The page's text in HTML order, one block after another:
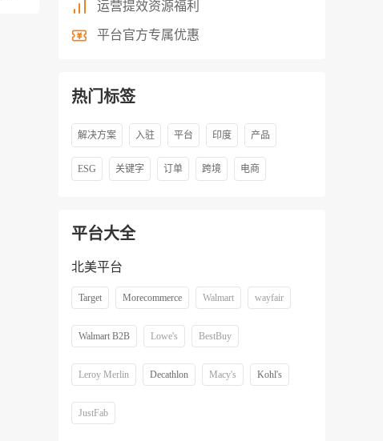
运营提效资源福利
平台官方专属优惠
热门标签
解决方案 入驻 平台 印度 产品
ESG 关键字 订单 跨境 电商
平台大全
北美平台
Target Morecommerce Walmart wayfair
Walmart B2B Lowe's BestBuy
Leroy Merlin Decathlon Macy's Kohl's
JustFab